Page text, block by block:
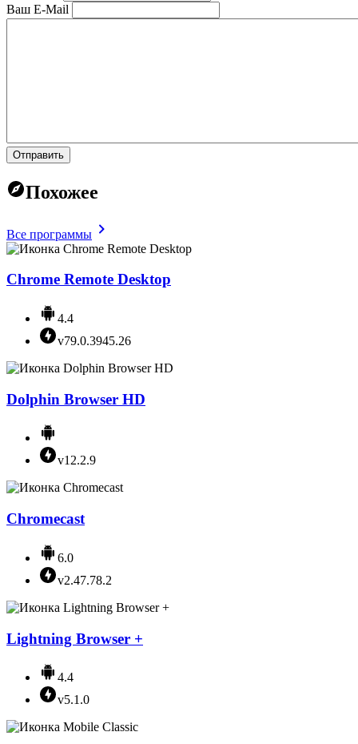
Ваш E-Mail
Отправить
Похожее
Все программы
Chrome Remote Desktop
4.4
v79.0.3945.26
Dolphin Browser HD
v12.2.9
Chromecast
6.0
v2.47.78.2
Lightning Browser +
4.4
v5.1.0